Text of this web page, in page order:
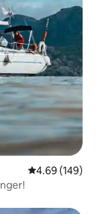
Calificación
4.69 (149)